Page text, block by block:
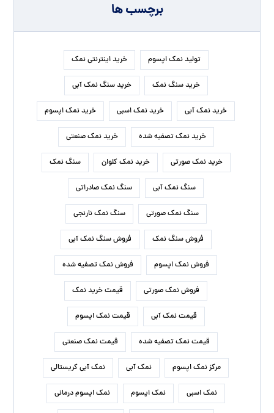
برچسب ها
تولید نمک اپسوم خرید اینترنتی نمک
خرید سنگ نمک خرید سنگ نمک آبی
خرید نمک آبی خرید نمک اسبی خرید نمک اپسوم
خرید نمک تصفیه شده خرید نمک صنعتی
خرید نمک صورتی خرید نمک کلوان سنگ نمک
سنگ نمک آبی سنگ نمک صادراتی
سنگ نمک صورتی سنگ نمک نارنجی
فروش سنگ نمک فروش سنگ نمک آبی
فروش نمک اپسوم فروش نمک تصفیه شده
فروش نمک صورتی قیمت خرید نمک
قیمت نمک آبی قیمت نمک اپسوم
قیمت نمک تصفیه شده قیمت نمک صنعتی
مرکز نمک اپسوم نمک آبی نمک آبی کریستالی
نمک اسبی نمک اپسوم نمک اپسوم درمانی